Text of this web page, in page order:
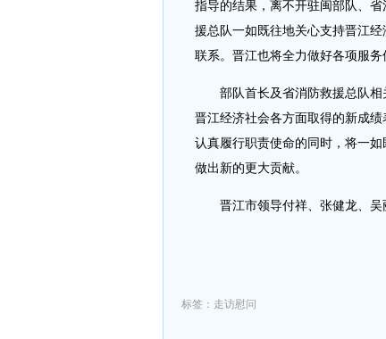
指导的结果，离不开驻闽部队、
援总队一如既往地关心支持晋江
联系。晋江也将全力做好各项服务
部队首长及省消防救援总队
晋江经济社会各方面取得的新成
认真履行职责使命的同时，将一
做出新的更大贡献。
晋江市领导付祥、张健龙、吴
标签：走访慰问